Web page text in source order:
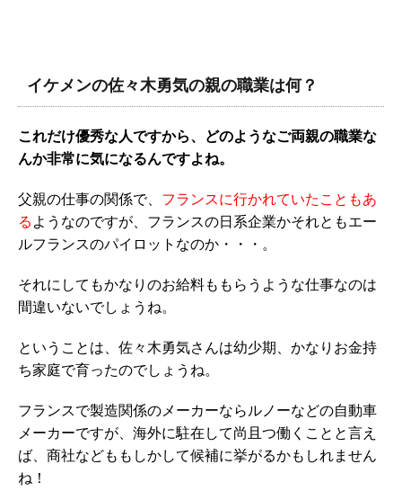
イケメンの佐々木勇気の親の職業は何？
これだけ優秀な人ですから、どのようなご両親の職業な
んか非常に気になるんですよね。
父親の仕事の関係で、 フランスに行かれていたこともあ
る ようなのですが、フランスの日系企業かそれともエー
ルフランスのパイロットなのか・・・。
それにしてもかなりのお給料ももらうような仕事なのは
間違いないでしょうね。
ということは、佐々木勇気さんは幼少期、かなりお金持
ち家庭で育ったのでしょうね。
フランスで製造関係のメーカーならルノーなどの自動車
メーカーですが、海外に駐在して尚且つ働くことと言え
ば、商社などももしかして候補に挙がるかもしれません
ね！